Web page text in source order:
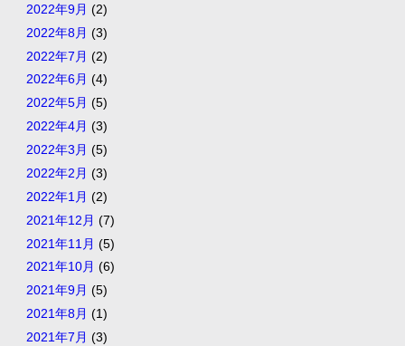
2022年9月 (2)
2022年8月 (3)
2022年7月 (2)
2022年6月 (4)
2022年5月 (5)
2022年4月 (3)
2022年3月 (5)
2022年2月 (3)
2022年1月 (2)
2021年12月 (7)
2021年11月 (5)
2021年10月 (6)
2021年9月 (5)
2021年8月 (1)
2021年7月 (3)